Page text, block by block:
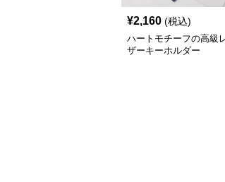
¥2,160 (税込)
ハートモチーフの高級
ザーキーホルダー